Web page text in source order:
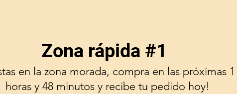
Zona rápida #1
en la zona morada, compra en las próximas 1
horas y 48 minutos y recibe tu pedido hoy!